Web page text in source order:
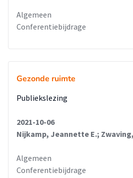
Algemeen
Conferentiebijdrage
Gezonde ruimte
Publiekslezing
2021-10-06
Nijkamp, Jeannette E.;
Algemeen
Conferentiebijdrage